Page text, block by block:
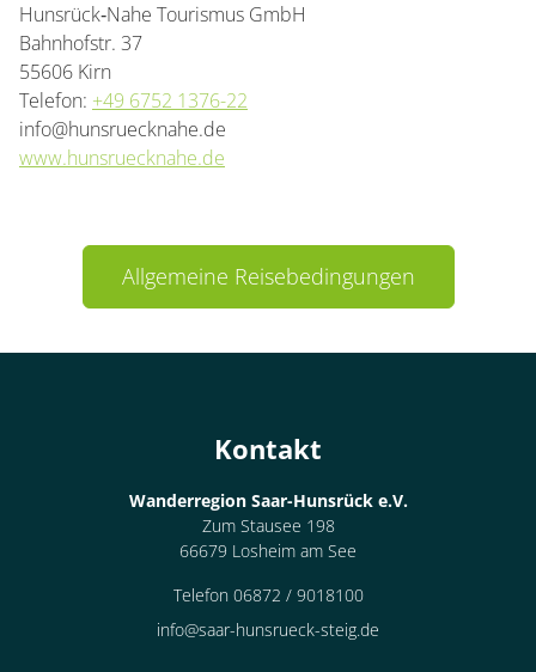
Hunsrück‑Nahe Tourismus GmbH
Bahnhofstr. 37
55606 Kirn
Telefon: +49 6752 1376-22
info@hunsruecknahe.de
www.hunsruecknahe.de
Allgemeine Reisebedingungen
Kontakt
Wanderregion Saar-Hunsrück e.V.
Zum Stausee 198
66679 Losheim am See
Telefon 06872 / 9018100
info@saar-hunsrueck-steig.de